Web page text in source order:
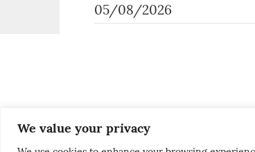
We value your privacy
05/08/2026